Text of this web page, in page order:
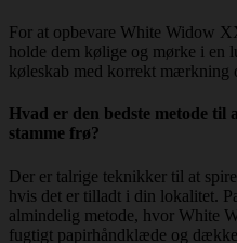
For at opbevare White Widow
holde dem kølige og mørke i en
køleskab med korrekt mærkning
Hvad er den bedste metode
stamme frø?
Der er talrige teknikker til at
hvis det er tilladt i din lokalitet.
almindelig metode, hvor White
fugtigt papirhåndklæde og